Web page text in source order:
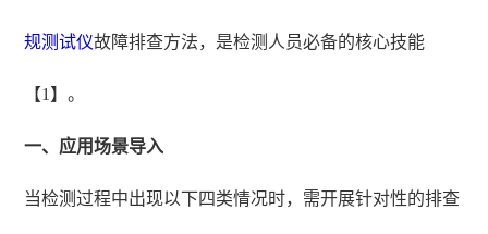
规测试仪故障排查方法，是检测人员必备的核心技能
【1】。
一、应用场景导入
当检测过程中出现以下四类情况时，需开展针对性的排查